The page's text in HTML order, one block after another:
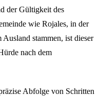
der Gültigkeit des
wie Rojales, in der
stammen, ist dieser
nach dem
Abfolge von Schritten